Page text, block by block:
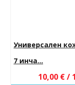
Универсален
7 инча...
10,00 € /